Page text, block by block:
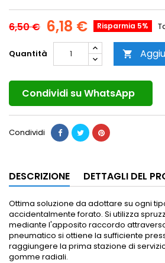
6,50 € 6,18 € Risparmia 5%
Quantità 
Condividi su WhatsApp
Condividi
DESCRIZIONE DETTAGLI DEL
Ottima soluzione da adottare su ogni
accidentalmente forato. Si utilizza
mediante l'apposito raccordo
pneumatico si ottiene la sufficiente
raggiungere la prima stazione di
gomme radiali.